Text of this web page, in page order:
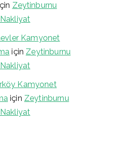
Zeytinburnu
Nakliyat
Kamyonet
için Zeytinburnu
Nakliyat
Kamyonet
için Zeytinburnu
Nakliyat